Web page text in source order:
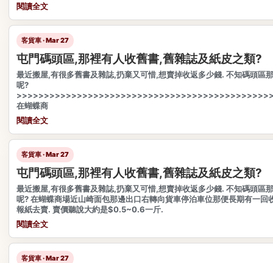
閱讀全文
客貨車 · Mar 27
屯門碼頭區,那裡有人收舊書,舊雜誌及紙皮之類?
最近搬屋,有很多舊書及雜誌,扔棄又可惜,想賣掉收返多少錢. 不知碼頭區
呢?
在蝴蝶商
閱讀全文
客貨車 · Mar 27
屯門碼頭區,那裡有人收舊書,舊雜誌及紙皮之類?
最近搬屋,有很多舊書及雜誌,扔棄又可惜,想賣掉收返多少錢. 不知碼頭區
呢? 在蝴蝶商場近山崎面包那邊出口右轉向貨車停泊車位那便長期有一回
報紙去賣. 賣價聽說大約是$0.5~0.6一斤.
閱讀全文
客貨車 · Mar 27